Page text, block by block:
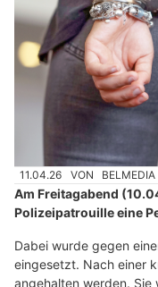
11.04.26 VON
Am Freitagabend
Polizeipatrouille eine
Dabei wurde gegen
eingesetzt. Nach einer
angehalten werden. Sie